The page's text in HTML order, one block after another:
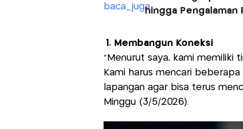
hingga Pengalaman
1. Membangun Koneksi
"Menurut saya, kami memiliki
Kami harus mencari
lapangan agar bisa terus
Minggu (3/5/2026).